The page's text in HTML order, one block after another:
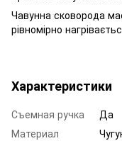
Чавунна сковорода
рівномірно
Характеристики
Съемная ручка
Да
Материал